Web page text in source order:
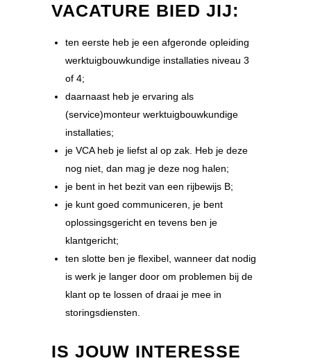
VACATURE BIED JIJ:
ten eerste heb je een afgeronde opleiding
werktuigbouwkundige installaties niveau 3
of 4;
daarnaast heb je ervaring als
(service)monteur werktuigbouwkundige
installaties;
je VCA heb je liefst al op zak. Heb je deze
nog niet, dan mag je deze nog halen;
je bent in het bezit van een rijbewijs B;
je kunt goed communiceren, je bent
oplossingsgericht en tevens ben je
klantgericht;
ten slotte ben je flexibel, wanneer dat nodig
is werk je langer door om problemen bij de
klant op te lossen of draai je mee in
storingsdiensten.
IS JOUW INTERESSE